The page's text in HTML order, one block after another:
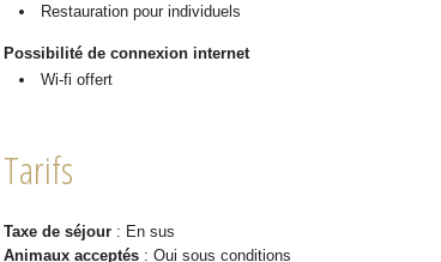
Restauration pour individuels
Possibilité de connexion internet
Wi-fi offert
Tarifs
Taxe de séjour : En sus
Animaux acceptés : Oui sous conditions